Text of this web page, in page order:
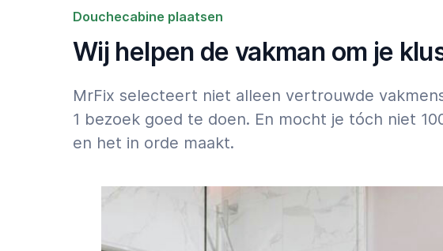
Douchecabine plaatsen
Wij helpen de vakman om je
MrFix selecteert niet alleen vertrouwde
1 bezoek goed te doen. En mocht je tóch niet
en het in orde maakt.